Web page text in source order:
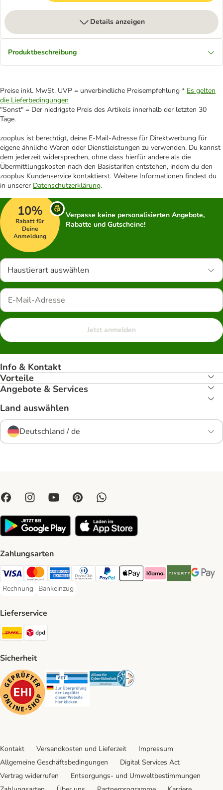
Details anzeigen
Produktbeschreibung
Preise inkl. MwSt. UVP = unverbindliche Preisempfehlung * Es gelten
die Lieferbedingungen
"Sonst" = Der niedrigste Preis des Artikels innerhalb der letzten 30
Tage.
zooplus ist berechtigt, deine E-Mail-Adresse für Direktwerbung für
eigene ähnliche Waren oder Dienstleistungen zu verwenden. Du kannst
dem jederzeit widersprechen, ohne dass hierfür andere als die
Übermittlungskosten nach den Basistarifen entstehen, indem du den
zooplus Kundenservice kontaktierst. Weitere Informationen findest du
in unserer Datenschutzerklärung.
10%
Rabatt für
Deine
Anmeldung
Verpasse keine personalisierten Angebote,
Rabatte und Gutscheine!
Haustierart auswählen
Jetzt anmelden
Info & Kontakt
Vorteile
Angebote & Services
Land auswählen
Deutschland / de
Zahlungsarten
Visa Payment Method
Mastercard Payment Method
American Express Payment Method
Diners Club Payment Method
PayPal Payment Method
Apple Pay Payment Method
Klarna Payment Method
Riverty Payment
Google
Rechnung
Rechnung Payment Method
Bankeinzug
Bankeinzug Payment Method
Lieferservice
DHL Shipping Method
Sicherheit
Security Security Security
Kontakt Versandkosten und Lieferzeit
Impressum
Allgemeine Geschäftsbedingungen
Digital Services Act
Vertrag widerrufen
Entsorgungs- und Umweltbestimmungen